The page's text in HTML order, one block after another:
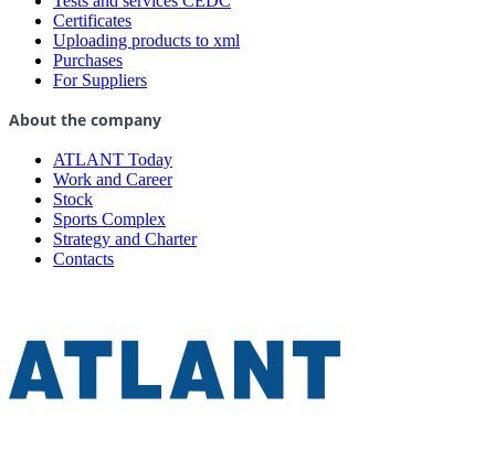
Certificates
Uploading products to xml
Purchases
For Suppliers
About the company
ATLANT Today
Work and Career
Stock
Sports Complex
Strategy and Charter
Contacts